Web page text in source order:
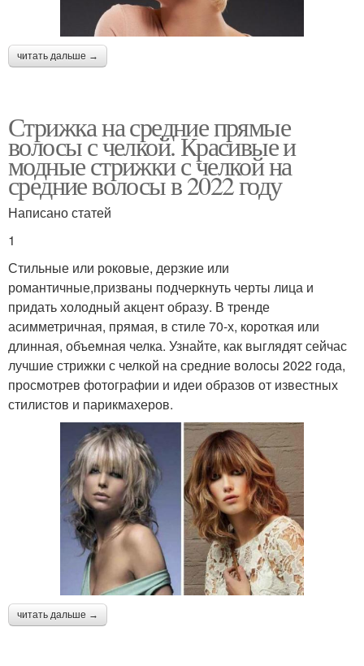
читать дальше →
Стрижка на средние прямые
волосы с челкой. Красивые и
модные стрижки с челкой на
средние волосы в 2022 году
Написано статей
1
Стильные или роковые, дерзкие или
романтичные,призваны подчеркнуть черты лица и
придать холодный акцент образу. В тренде
асимметричная, прямая, в стиле 70-х, короткая или
длинная, объемная челка. Узнайте, как выглядят сейчас
лучшие стрижки с челкой на средние волосы 2022 года,
просмотрев фотографии и идеи образов от известных
стилистов и парикмахеров.
читать дальше →